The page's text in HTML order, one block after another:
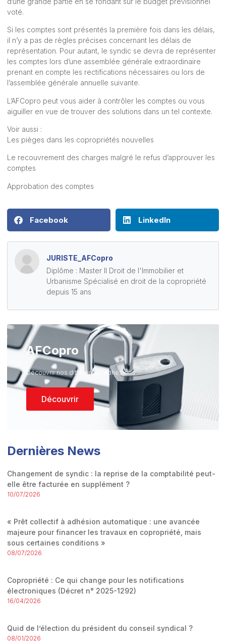
voté.
Si les comptes sont présentés la première fois dans les délais,
il n’y a pas de règles précises concernant les délais de
représentation. Pour autant, le syndic se devra de représenter
les comptes lors d’une assemblée générale extraordinaire
prenant en compte les rectifications nécessaires ou lors de
l’assemblée générale annuelle suivante.
L’ AFCopro peut vous aider à contrôler les comptes ou vous
aiguiller en vue de trouver des solutions dans un tel contexte.
Voir aussi :
Les pièges dans les copropriétés nouvelles
Le recouvrement des charges malgré le refus d’approuver les
comptes
Approbation des comptes
Facebook LinkedIn
JURISTE_AFCopro
Diplôme : Master II Droit de l'Immobilier et
Urbanisme Spécialisé en droit de la copropriété
depuis 15 ans
AFCopro
Découvrir nos différentes Adhésions
Découvrir
Dernières News
Changement de syndic : la reprise de la comptabilité peut-
elle être facturée en supplément ?
10/07/2026
« Prêt collectif à adhésion automatique : une avancée
majeure pour financer les travaux en copropriété, mais
sous certaines conditions »
08/07/2026
Copropriété : Ce qui change pour les notifications
électroniques (Décret n° 2025-1292)
16/04/2026
Quid de l’élection du président du conseil syndical ?
08/01/2026